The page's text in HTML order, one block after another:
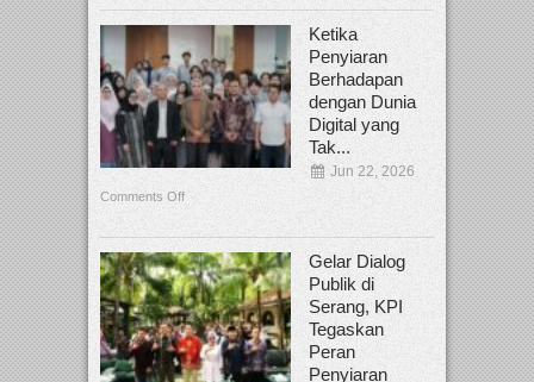
Ketika
Penyiaran
Berhadapan
dengan Dunia
Digital yang
Tak...
Jun 22, 2026
Comments Off
Gelar Dialog
Publik di
Serang, KPI
Tegaskan
Peran
Penyiaran